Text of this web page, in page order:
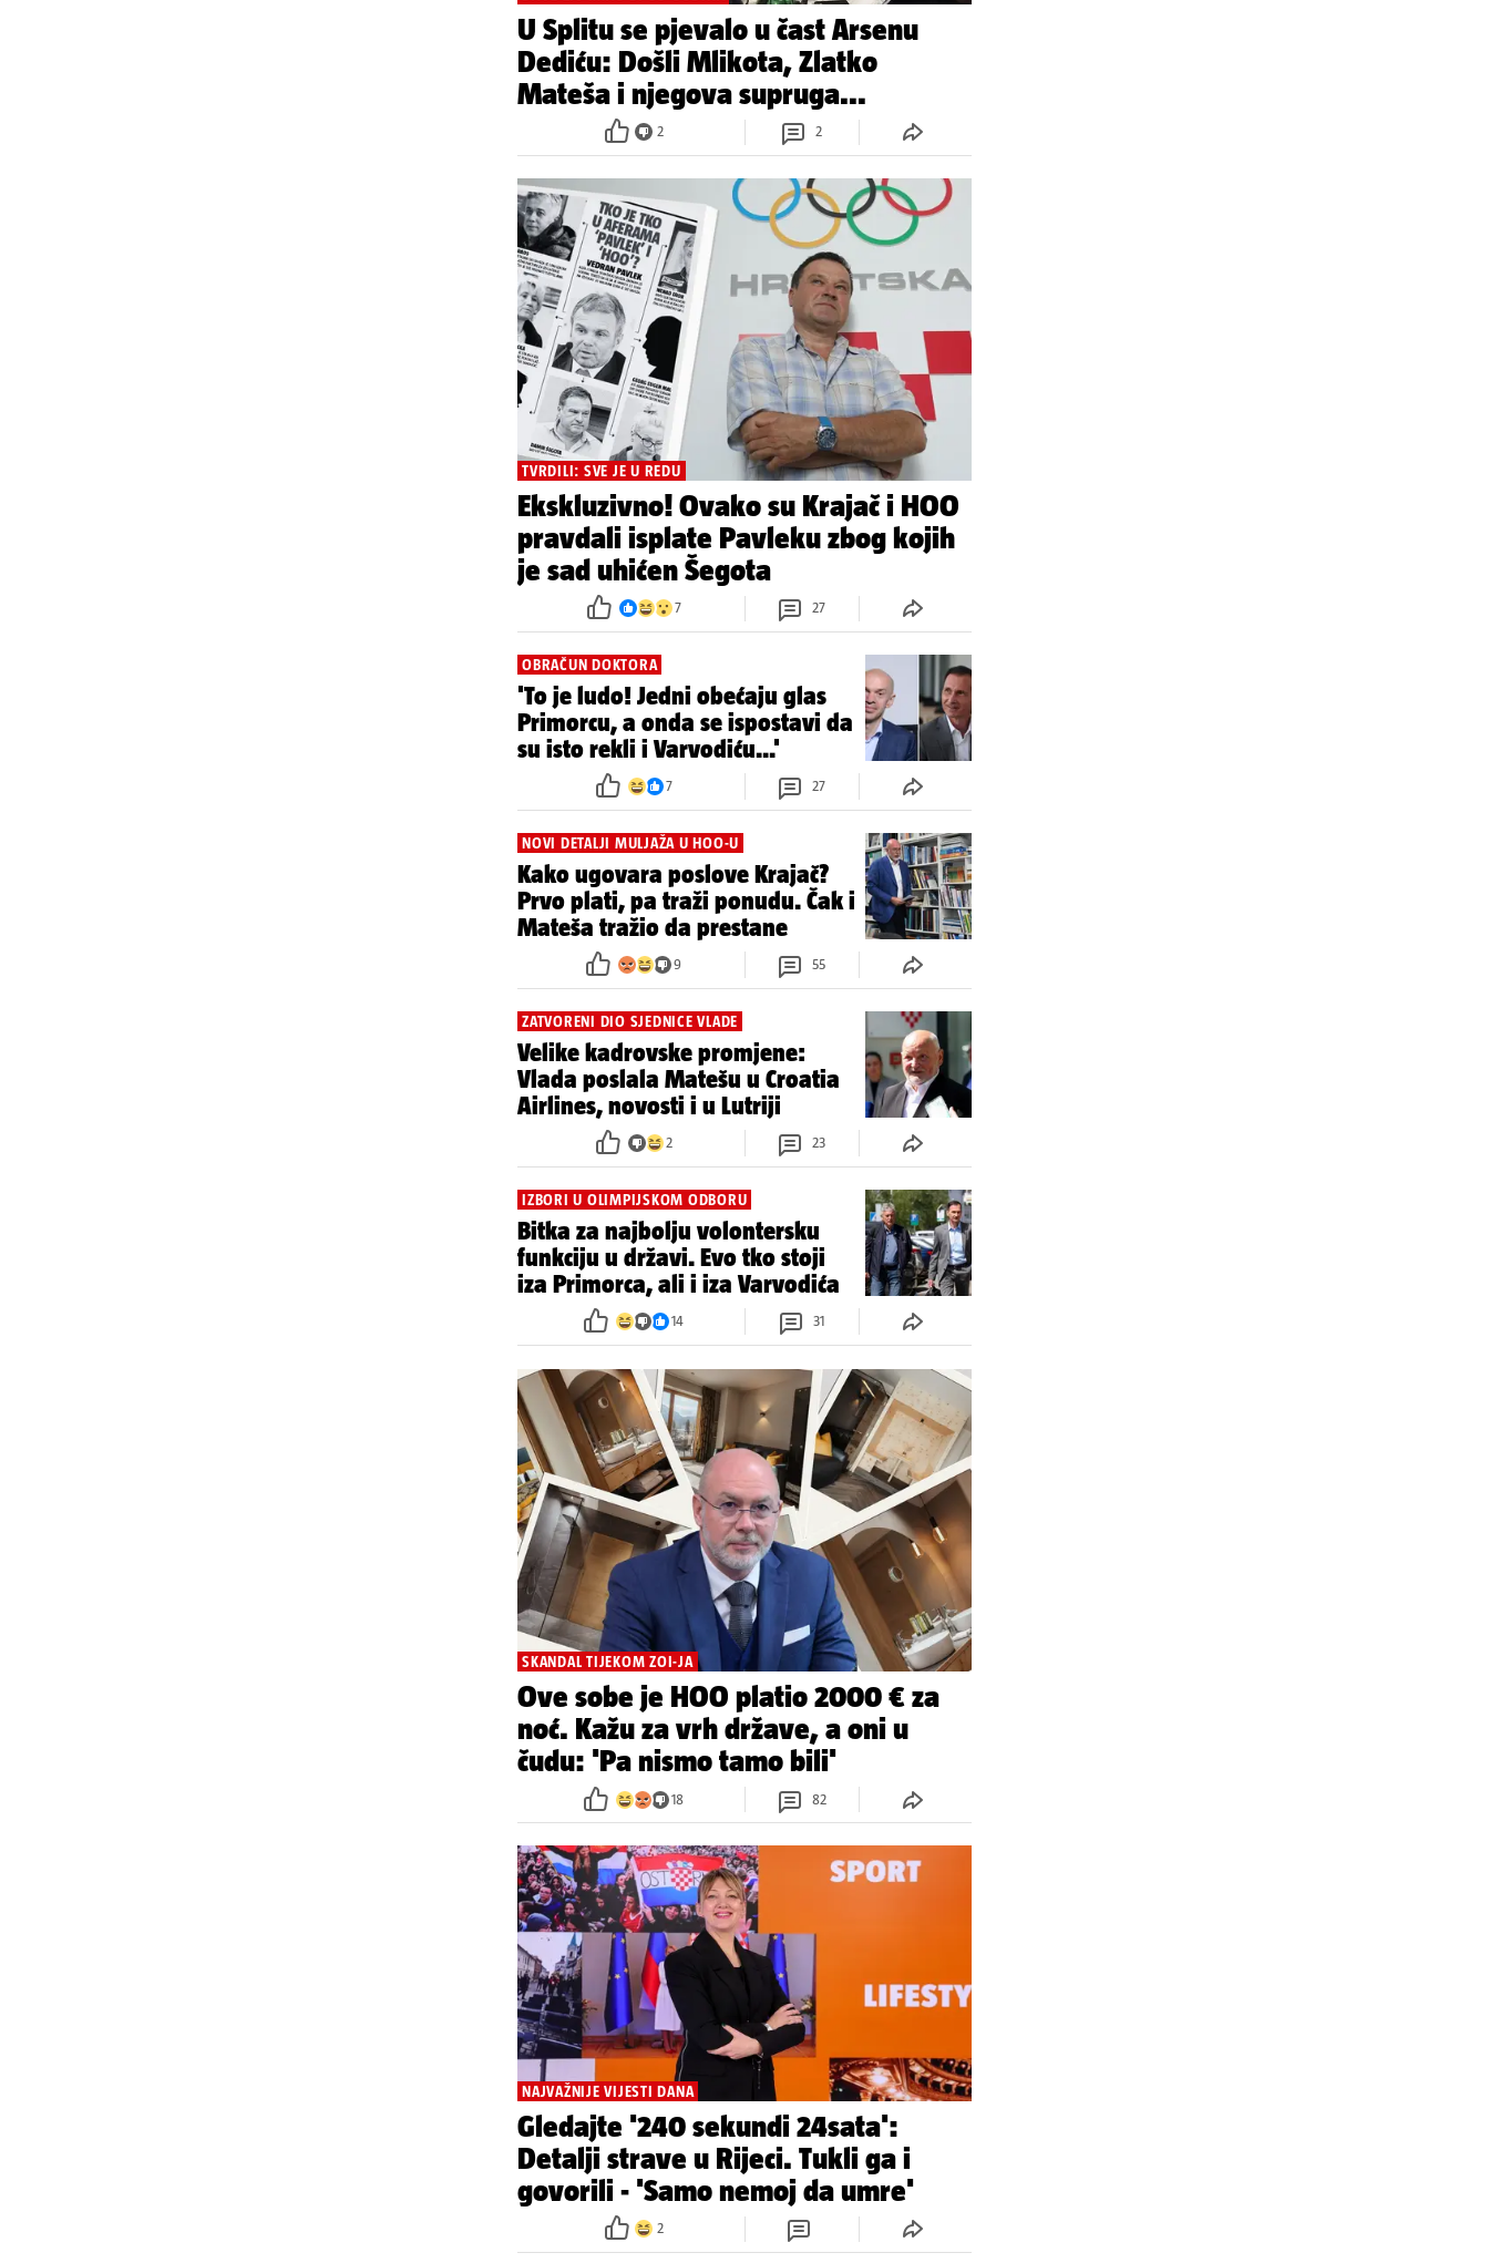
U Splitu se pjevalo u čast Arsenu
Dediću: Došli Mlikota, Zlatko
Mateša i njegova supruga...
2 2
TVRDILI: SVE JE U REDU
Ekskluzivno! Ovako su Krajač i HOO
pravdali isplate Pavleku zbog kojih
je sad uhićen Šegota
7 27
OBRAČUN DOKTORA
'To je ludo! Jedni obećaju glas
Primorcu, a onda se ispostavi da
su isto rekli i Varvodiću...'
7 27
NOVI DETALJI MULJAŽA U HOO-U
Kako ugovara poslove Krajač?
Prvo plati, pa traži ponudu. Čak i
Mateša tražio da prestane
9 55
ZATVORENI DIO SJEDNICE VLADE
Velike kadrovske promjene:
Vlada poslala Matešu u Croatia
Airlines, novosti i u Lutriji
2 23
IZBORI U OLIMPIJSKOM ODBORU
Bitka za najbolju volontersku
funkciju u državi. Evo tko stoji
iza Primorca, ali i iza Varvodića
14 31
SKANDAL TIJEKOM ZOI-JA
Ove sobe je HOO platio 2000 € za
noć. Kažu za vrh države, a oni u
čudu: 'Pa nismo tamo bili'
18 82
NAJVAŽNIJE VIJESTI DANA
Gledajte '240 sekundi 24sata':
Detalji strave u Rijeci. Tukli ga i
govorili - 'Samo nemoj da umre'
2